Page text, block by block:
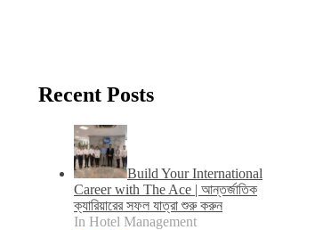
Recent Posts
Build Your International
Career with The Ace | আন্তর্জাতিক
ক্যারিয়ারের সফল যাত্রা শুরু করুন
In Hotel Management